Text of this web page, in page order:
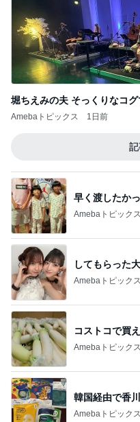
堀ちえみの夫 そっくりなコ
Amebaトピックス 1日前
早く渡したか
Amebaトピックス
してもらった
Amebaトピックス
コストコで買
Amebaトピックス
韓国経由で香
Amebaトピックス